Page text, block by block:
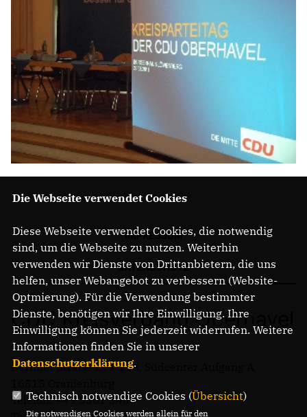
IMPRESSUM
DATENSCHUTZ
CDU Kreisverband Oberhavel
Berliner Straße 119-125, Südcenter Aufgang A
Telefon: +49 3301 3405
Die Webseite verwendet Cookies
Diese Webseite verwendet Cookies, die notwendig
sind, um die Webseite zu nutzen. Weiterhin
verwenden wir Dienste von Drittanbietern, die uns
helfen, unser Webangebot zu verbessern (Website-
Optmierung). Für die Verwendung bestimmter
Dienste, benötigen wir Ihre Einwilligung. Ihre
Einwilligung können Sie jederzeit widerrufen. Weitere
Informationen finden Sie in unserer
Datenschutzerklärung.
Technisch notwendige Cookies (Übersicht)
Die notwendigen Cookies werden allein für den